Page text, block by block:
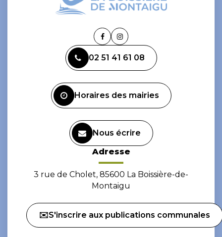
Lien
le
compte
Lien
le
compte
02 51 41 61 08
Horaires des mairies
Nous écrire
Adresse
3 rue de Cholet, 85600 La Boissière-de-
Montaigu
✉️S'inscrire aux publications communales